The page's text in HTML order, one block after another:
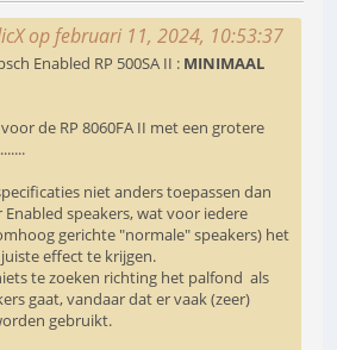
op februari 11, 2024, 10:53:37
Enabled RP 500SA II : MINIMAAL
de RP 8060FA II met een grotere
niet anders toepassen dan
speakers, wat voor iedere
gerichte "normale" speakers) het
effect te krijgen.
te zoeken richting het palfond als
gaat, vandaar dat er vaak (zeer)
gebruikt.